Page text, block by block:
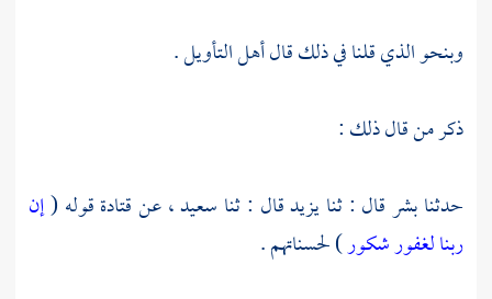
وبنحو الذي قلنا في ذلك قال أهل التأويل .
ذكر من قال ذلك :
حدثنابشرقال : ثنايزيدقال : ثنا سعيد ،عنقتادةقوله (إن
ربنا لغفور شكور) لحسناتهم .